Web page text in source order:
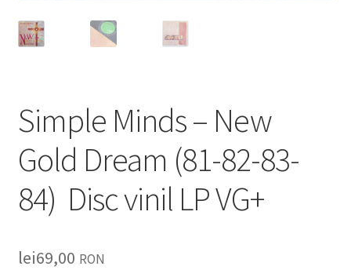
Simple Minds ‎– New
Gold Dream (81-82-83-
84) Disc vinil LP VG+
lei69,00 RON